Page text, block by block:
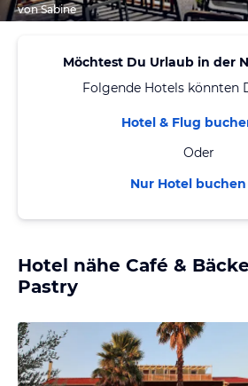
von Sabine
Möchtest Du Urlaub in der
Folgende Hotels könnten
Hotel & Flug
Oder
Nur Hotel buchen
Hotel nähe Café &
Pastry